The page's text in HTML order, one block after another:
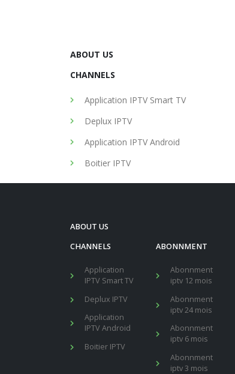
ABOUT US
CHANNELS
Application IPTV Smart TV
Deplux IPTV
Application IPTV Android
Boitier IPTV
ABOUT US
CHANNELS
Application
IPTV Smart TV
Deplux IPTV
Application
IPTV Android
Boitier IPTV
ABONNMENT
Abonnment
iptv 12 mois
Abonnment
iptv 24 mois
Abonnment
iptv 6 mois
Abonnment
iptv 3 mois